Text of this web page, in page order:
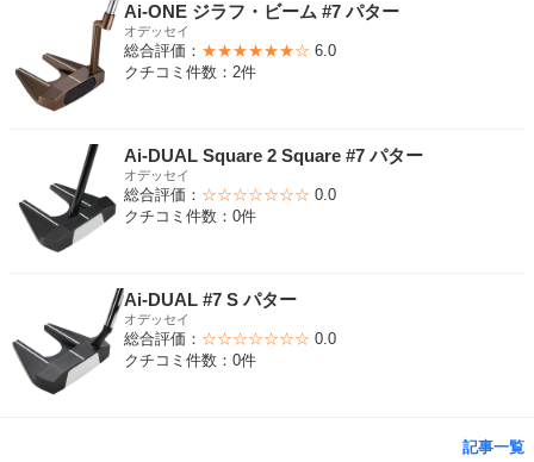
Ai-ONE ジラフ・ビーム #7 パター
オデッセイ
総合評価： ★★★★★★☆ 6.0
クチコミ件数：2件
Ai-DUAL Square 2 Square #7 パター
オデッセイ
総合評価： ☆☆☆☆☆☆☆ 0.0
クチコミ件数：0件
Ai-DUAL #7 S パター
オデッセイ
総合評価： ☆☆☆☆☆☆☆ 0.0
クチコミ件数：0件
記事一覧